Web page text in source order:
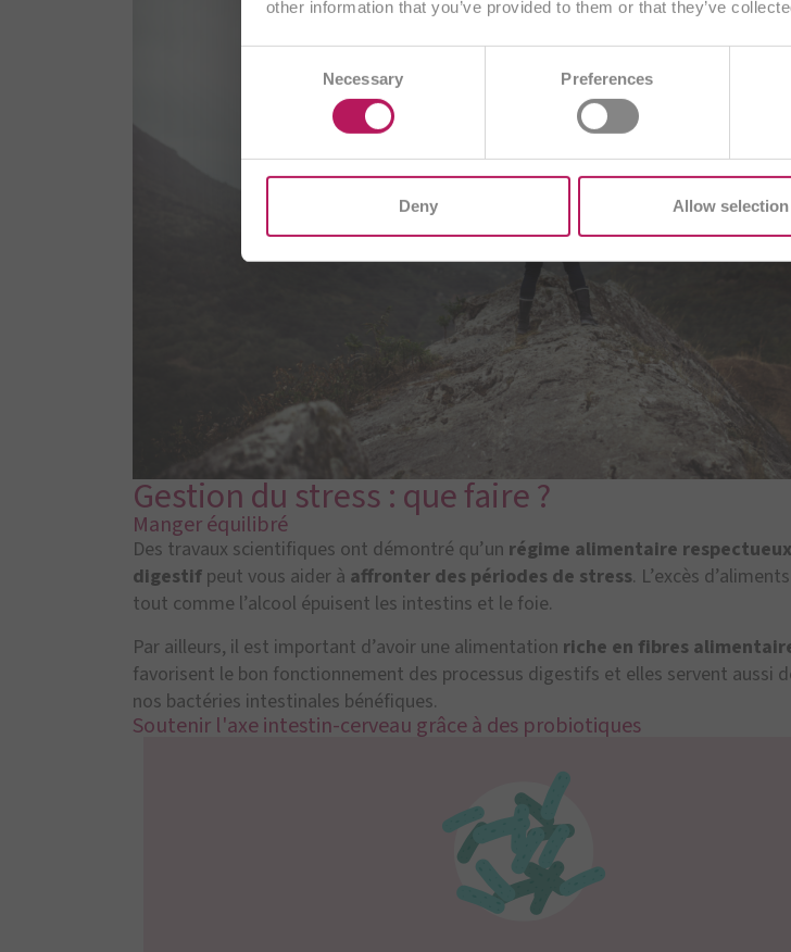
other information that you’ve provided to them or that they’ve
Necessary Preferences
Deny Allow selection
Gestion du stress : que faire ?
Manger équilibré
Des travaux scientifiques ont démontré qu’un régime alimentaire
digestif peut vous aider à affronter des périodes de stress. L’excès
tout comme l’alcool épuisent les intestins et le foie.
Par ailleurs, il est important d’avoir une alimentation riche en fibres
favorisent le bon fonctionnement des processus digestifs et elles servent aussi
nos bactéries intestinales bénéfiques.
Soutenir l'axe intestin-cerveau grâce à des probiotiques
Sélectionner un
BA
CZ DE
IT
ME PL RO